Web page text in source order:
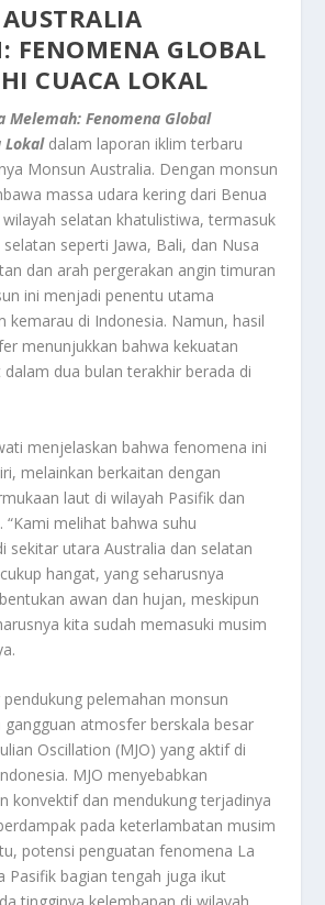
FENOMENA GLOBAL
CUACA LOKAL
Melemah: Fenomena Global
Lokal dalam laporan iklim terbaru
Monsun Australia. Dengan monsun
massa udara kering dari Benua
selatan khatulistiwa, termasuk
seperti Jawa, Bali, dan Nusa
dan arah pergerakan angin timuran
ini menjadi penentu utama
kemarau di Indonesia. Namun, hasil
menunjukkan bahwa kekuatan
dua bulan terakhir berada di
menjelaskan bahwa fenomena ini
melainkan berkaitan dengan
laut di wilayah Pasifik dan
“Kami melihat bahwa suhu
sekitar utara Australia dan selatan
hangat, yang seharusnya
awan dan hujan, meskipun
kita sudah memasuki musim
pelemahan monsun
gangguan atmosfer berskala besar
Oscillation (MJO) yang aktif di
MJO menyebabkan
konvektif dan mendukung terjadinya
pada keterlambatan musim
potensi penguatan fenomena La
Pasifik bagian tengah juga ikut